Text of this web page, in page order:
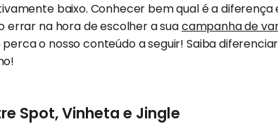
baixo. Conhecer bem qual é a diferença
errar na hora de escolher a suacampanha de
o nosso conteúdo a seguir! Saiba
Spot, Vinheta e Jingle